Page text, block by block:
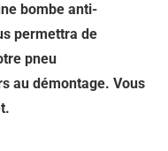
bombe anti-
permettra de
pneu
au démontage. Vous